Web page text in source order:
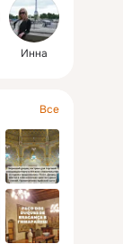
Инна
Все